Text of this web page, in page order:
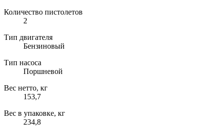
Количество пистолетов
2
Тип двигателя
Бензиновый
Тип насоса
Поршневой
Вес нетто, кг
153,7
Вес в упаковке, кг
234,8